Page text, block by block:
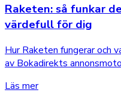
Raketen: så funkar
värdefull för dig
Hur Raketen fungerar och
av Bokadirekts
Läs mer